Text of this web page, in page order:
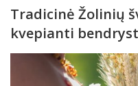
Tradicinė Žolinių
kvepianti